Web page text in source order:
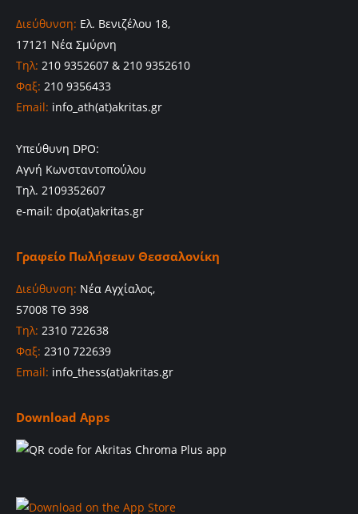
Διεύθυνση: Ελ. Βενιζέλου 18,
17121 Νέα Σμύρνη
Τηλ: 210 9352607 & 210 9352610
Φαξ: 210 9356433
Email: info_ath(at)akritas.gr
Υπεύθυνη DPO:
Αγνή Κωνσταντοπούλου
Τηλ. 2109352607
e-mail: dpo(at)akritas.gr
Γραφείο Πωλήσεων Θεσσαλονίκη
Διεύθυνση: Νέα Αγχίαλος,
57008 ΤΘ 398
Τηλ: 2310 722638
Φαξ: 2310 722639
Email: info_thess(at)akritas.gr
Download Apps